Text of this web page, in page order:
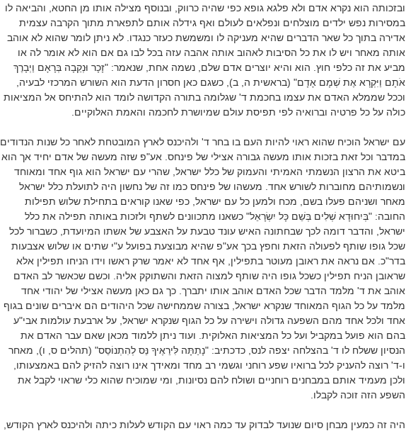
ובזכותה הוא נקרא אדם ולא פלגא גופא כפי שהיה כרווק, ובנוסף מצילה אותו מן החטא, והביאה לו
במסירות נפש ילדים מוצלחים ונפלאים לעולם ואף גידלה אותם לתפארת מתוך הקרבה עצמית
אדירה בתוך כל שאר הדברים שהיא מעניקה לו ומשמשת כעזר כנגדו. לא ניתן לומר שהוא לא אוהב
אותה מאחר ויש לו את כל הסיבות לאהוב אותה אהבה עזה בכל לבו גם אם הוא לא אומר לה או
מביע את זה כלפי חוץ. הוא והיא יוצרים אדם שלם, נשמה אחת, שנאמר: "זָכָר וּנְקֵבָה בְּרָאָם וַיְבָרֶךְ
אֹתָם וַיִּקְרָא אֶת שְׁמָם אָדָם" (בראשית ה, ב), כשגם כאן חסרון הדעת הוא השורש המרכזי לבעיה,
וככל שממלא האדם את עצמו בחכמת ד' שגלומה בתורה הקדושה לומד הוא להתיחס אל המציאות
כולה על כל פרטיה וברואיה לפי תפיסת עולם שמיושרת לחכמה והאמת האלוקיים.
עם ישראל הוכיח שהוא ראוי להיות העם בו בחר ד' ולהיכנס לארץ המובטחת לאחר כל שנות הנדודים
במדבר וכל זאת בזכות אותו מעשה גבורה אצילי של פינחס. אע"פ שזה מעשה של אדם יחיד אך הוא
ביטא את הרצון הנשמתי האמיתי והעמוק של כלל ישראל, שהרי עם ישראל הוא גוף אחד ומאוחד
ונשמותיהם מחוברות לשורש אחד. מעשהו של פינחס כמו זה של נחשון היה לתועלת כלל ישראל
מאחר ושניהם פעלו בשם, מכח ולמען כל עם ישראל, כפי שאנו קוראים בתחילת שלוש תפילות
החובה: "בְּיִחוּדָא שְׁלִים בְּשֵׁם כָּל יִשְׂרָאֵל" כשאנו מתכוונים לשתף ולזכות באותה תפילה את כלל
ישראל, והדבר דומה לכך שבחתונה האיש עונד טבעת על האצבע של אשתו המיועדת, כשברור לכל
שכל גופו שותף לפעולה הזאת וחפץ בכך אע"פ שהיא מבוצעת בפועל ע"י שתים או שלוש אצבעות
בדר"כ. אם נראה את ראובן מעוטר בתפילין, אף אחד לא יאמר שרק ראשו וידו הניחו תפילין אלא
שראובן הניח תפילין כשכל גופו היה שותף למצוה הזאת והשתוקק אליה. וכשם שכאשר לב האדם
אוהב את ד' מלמד הדבר שכל האדם אוהב אותו יתברך. כך גם כאן מעשה אצילי של יהודי אחד
מלמד על כל הגוף המאוחד שנקרא ישראל, בצורה שממחישה שכל היהודים הם איברים שונים בגוף
אחד ולכל אחד מהם השפעה גדולה וישירה על כל הגוף שנקרא ישראל, על ארבעת עולמות אבי"ע
בהם הוא פועל במקביל ועל כל המציאות האלוקית. ועוד ניתן ללמוד מכאן שאם עבר האדם את
הנסיון ששלח לו ד' בהצלחה יצפה לנס, כדכתיב: "נָתַתָּה לִּירֵאֶיךָ נֵּס לְהִתְנוֹסֵס" (תהלים ס, ו), מאחר
ו-ד' רוצה להעניק לכל ברואיו שפע רוחני וגשמי רב מחד ומאידך אינו רוצה להזיק להם באמצעותו,
ולכן מעמיד אותם במבחנים רוחניים ושולח להם נסיונות, ומי שמוכיח שהוא כלי שראוי לקבל את
השפע הזה זוכה לקבלו.
היה זה כמעין מבחן סיום שנועד לבדוק עד כמה ראוי עם הקודש לעלות כיתה ולהיכנס לארץ הקודש,